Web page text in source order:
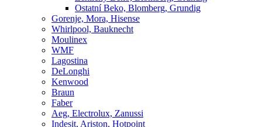
Ostatní Beko, Blomberg, Grundig
Gorenje, Mora, Hisense
Whirlpool, Bauknecht
Moulinex
WMF
Lagostina
DeLonghi
Kenwood
Braun
Faber
Aeg, Electrolux, Zanussi
Indesit, Ariston, Hotpoint